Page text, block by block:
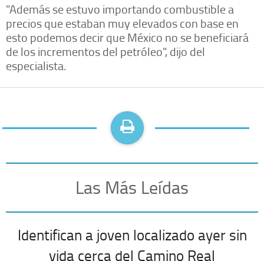
"Además se estuvo importando combustible a
precios que estaban muy elevados con base en
esto podemos decir que México no se beneficiará
de los incrementos del petróleo", dijo del
especialista.
Las Más Leídas
Identifican a joven localizado ayer sin
vida cerca del Camino Real